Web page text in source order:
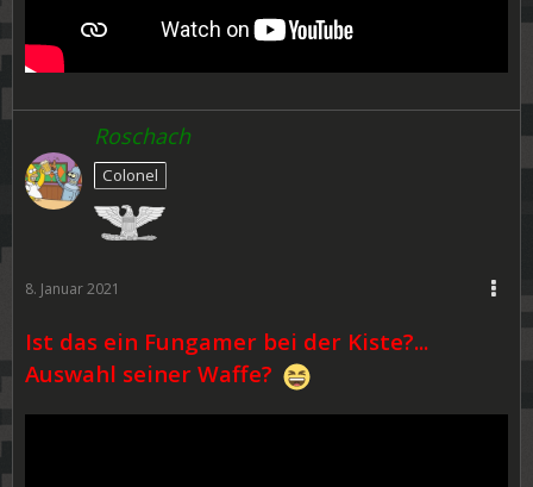
Roschach
Colonel
8. Januar 2021
Ist das ein Fungamer bei der Kiste?...
Auswahl seiner Waffe?